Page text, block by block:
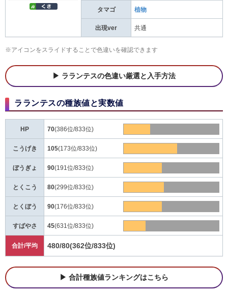
タマゴ 植物
出現ver 共通
※アイコンをスライドすることで色違いを確認できます
ラランテスの色違い厳選と入手方法
ラランテスの種族値と実数値
HP 70(386位/833位)
こうげき 105(173位/833位)
ぼうぎょ 90(191位/833位)
とくこう 80(299位/833位)
とくぼう 90(176位/833位)
すばやさ 45(631位/833位)
合計/平均 480/80(362位/833位)
合計種族値ランキングはこちら